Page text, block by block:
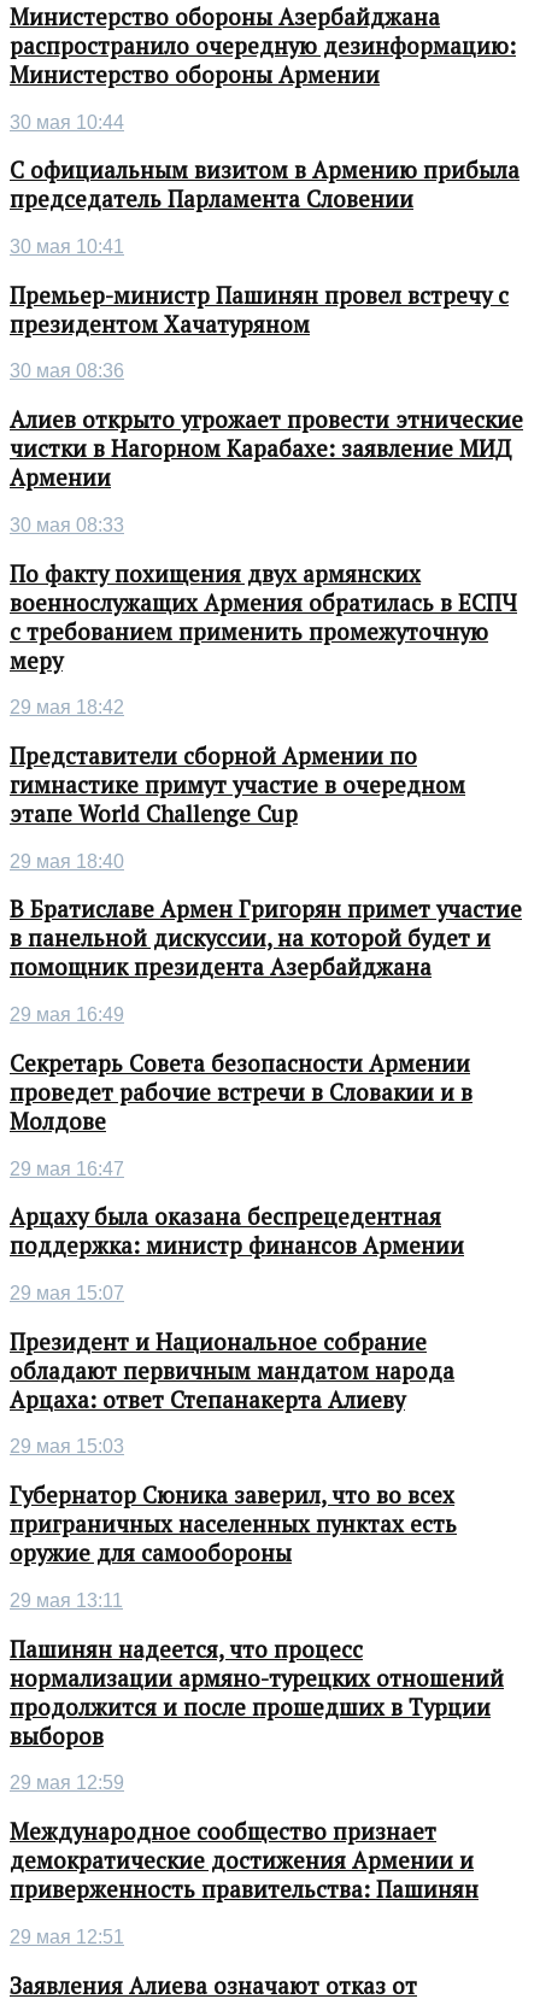
Министерство обороны Азербайджана
распространило очередную дезинформацию:
Министерство обороны Армении
30 мая 10:44
С официальным визитом в Армению прибыла
председатель Парламента Словении
30 мая 10:41
Премьер-министр Пашинян провел встречу с
президентом Хачатуряном
30 мая 08:36
Алиев открыто угрожает провести этнические
чистки в Нагорном Карабахе: заявление МИД
Армении
30 мая 08:33
По факту похищения двух армянских
военнослужащих Армения обратилась в ЕСПЧ
с требованием применить промежуточную
меру
29 мая 18:42
Представители сборной Армении по
гимнастике примут участие в очередном
этапе World Challenge Cup
29 мая 18:40
В Братиславе Армен Григорян примет участие
в панельной дискуссии, на которой будет и
помощник президента Азербайджана
29 мая 16:49
Секретарь Совета безопасности Армении
проведет рабочие встречи в Словакии и в
Молдове
29 мая 16:47
Арцаху была оказана беспрецедентная
поддержка: министр финансов Армении
29 мая 15:07
Президент и Национальное собрание
обладают первичным мандатом народа
Арцаха: ответ Степанакерта Алиеву
29 мая 15:03
Губернатор Сюника заверил, что во всех
приграничных населенных пунктах есть
оружие для самообороны
29 мая 13:11
Пашинян надеется, что процесс
нормализации армяно-турецких отношений
продолжится и после прошедших в Турции
выборов
29 мая 12:59
Международное сообщество признает
демократические достижения Армении и
приверженность правительства: Пашинян
29 мая 12:51
Заявления Алиева означают отказ от